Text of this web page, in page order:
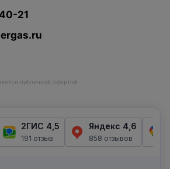
21
публичной офертой